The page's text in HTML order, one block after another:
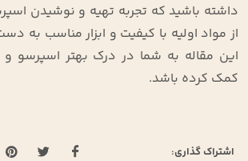
داشته باشید که تجربه تهیه و نوشیدن
از مواد اولیه با کیفیت و ابزار مناسب به
این مقاله به شما در درک بهتر اسپرسو
کمک کرده باشد.
اشتراک گذاری: